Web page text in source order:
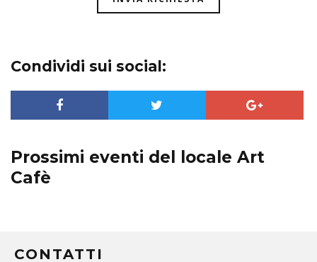
Condividi sui social:
Prossimi eventi del locale Art
Cafè
CONTATTI